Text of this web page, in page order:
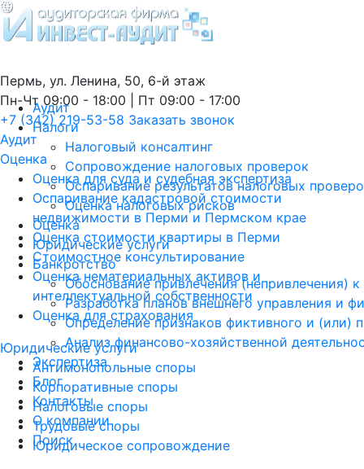
Пермь, ул. Ленина, 50, 6-й этаж
Пн-Чт 09:00 - 18:00 | Пт 09:00 - 17:00
+7 (342) 219-53-58 Заказать звонок
Аудит
Оценка
Оценка для суда и судебная экспертиза
Оспаривание кадастровой стоимости
недвижимости в Перми и Пермском крае
Оценка стоимости квартиры в Перми
Стоимостное консультирование
Оценка нематериальных активов и
интеллектуальной собственности
Оценка для страхования
Юридические услуги
Антимонопольные споры
Корпоративные споры
Налоговые споры
Трудовые споры
Юридическое сопровождение
Аудит
Налоги
Налоговый консалтинг
Сопровождение налоговых проверок
Оспаривание результатов налоговых
Оценка налоговых рисков
Оценка
Юридические услуги
Банкротство
Обоснование привлечения (непривлечения)
Разработка планов внешнего управления и
Определение признаков фиктивного и (или)
Анализ финансово-хозяйственной
Экспертиза
Блог
Контакты
О компании
Поиск